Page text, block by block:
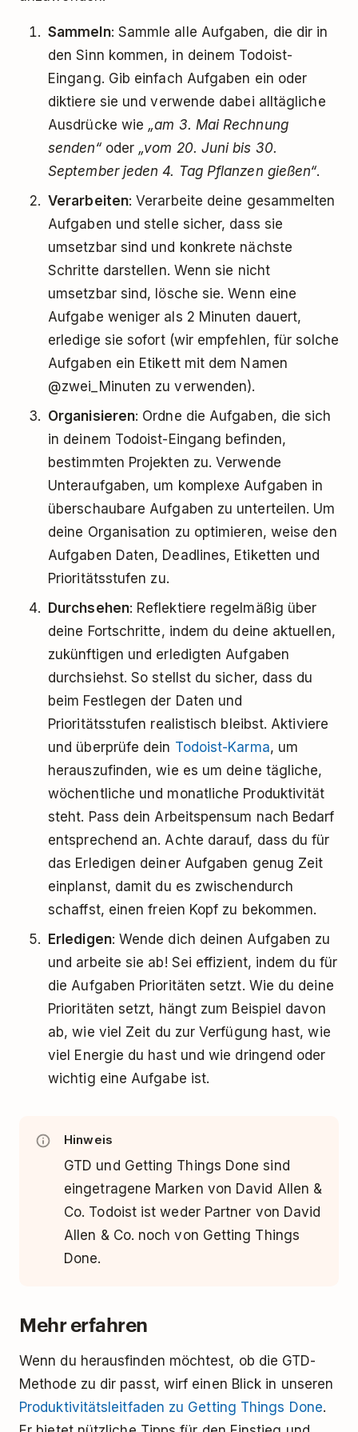
Sammeln: Sammle alle Aufgaben, die dir in
den Sinn kommen, in deinem Todoist-
Eingang. Gib einfach Aufgaben ein oder
diktiere sie und verwende dabei alltägliche
Ausdrücke wie „am 3. Mai Rechnung
senden“oder „vom 20. Juni bis 30.
September jeden 4. Tag Pflanzen gießen“.
Verarbeiten: Verarbeite deine gesammelten
Aufgaben und stelle sicher, dass sie
umsetzbar sind und konkrete nächste
Schritte darstellen. Wenn sie nicht
umsetzbar sind, lösche sie. Wenn eine
Aufgabe weniger als 2 Minuten dauert,
erledige sie sofort (wir empfehlen, für solche
Aufgaben ein Etikett mit dem Namen
@zwei_Minuten zu verwenden).
Organisieren: Ordne die Aufgaben, die sich
in deinem Todoist-Eingang befinden,
bestimmten Projekten zu. Verwende
Unteraufgaben, um komplexe Aufgaben in
überschaubare Aufgaben zu unterteilen. Um
deine Organisation zu optimieren, weise den
Aufgaben Daten, Deadlines, Etiketten und
Prioritätsstufen zu.
Durchsehen: Reflektiere regelmäßig über
deine Fortschritte, indem du deine aktuellen,
zukünftigen und erledigten Aufgaben
durchsiehst. So stellst du sicher, dass du
beim Festlegen der Daten und
Prioritätsstufen realistisch bleibst. Aktiviere
und überprüfe dein Todoist-Karma, um
herauszufinden, wie es um deine tägliche,
wöchentliche und monatliche Produktivität
steht. Pass dein Arbeitspensum nach Bedarf
entsprechend an. Achte darauf, dass du für
das Erledigen deiner Aufgaben genug Zeit
einplanst, damit du es zwischendurch
schaffst, einen freien Kopf zu bekommen.
Erledigen: Wende dich deinen Aufgaben zu
und arbeite sie ab! Sei effizient, indem du für
die Aufgaben Prioritäten setzt. Wie du deine
Prioritäten setzt, hängt zum Beispiel davon
ab, wie viel Zeit du zur Verfügung hast, wie
viel Energie du hast und wie dringend oder
wichtig eine Aufgabe ist.
Hinweis
GTD und Getting Things Done sind
eingetragene Marken von David Allen &
Co. Todoist ist weder Partner von David
Allen & Co. noch von Getting Things
Done.
Mehr erfahren
Wenn du herausfinden möchtest, ob die GTD-
Methode zu dir passt, wirf einen Blick in unseren
Produktivitätsleitfaden zu Getting Things Done.